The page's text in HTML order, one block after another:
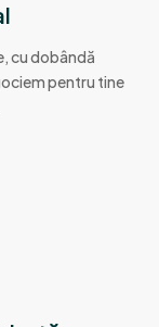
cu dobândă
pentru tine